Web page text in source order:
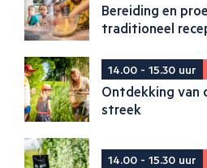
Bereiding en
traditioneel
14.00 - 15.30 uur
Ontdekking van
streek
14.00 - 15.30 uur